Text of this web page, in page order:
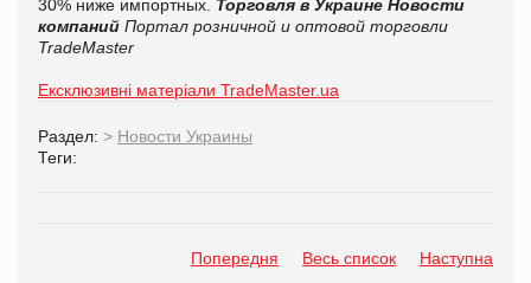
30% ниже импортных. Торговля в Украине Новости
компаний Портал розничной и оптовой торговли
TradeMaster
Ексклюзивні матеріали TradeMaster.ua
Раздел: > Новости Украины
Теги:
Попередня Весь список Наступна